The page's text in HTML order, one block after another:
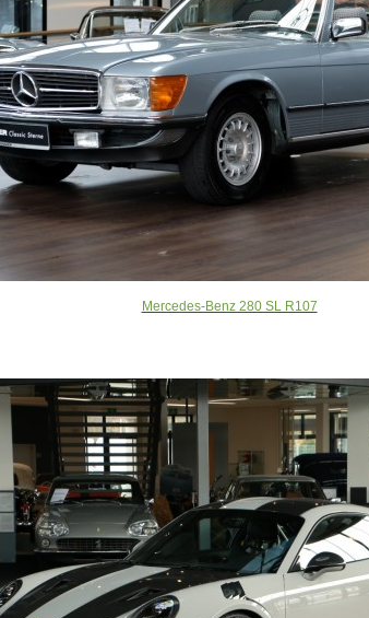
Mercedes-Benz 280 SL R107